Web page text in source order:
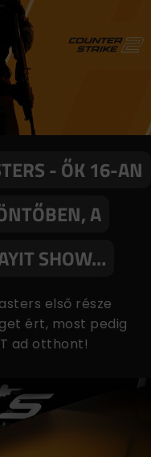
- ŐK 16-AN
A
SHOW…
első része
ért, most pedig
ad otthont!